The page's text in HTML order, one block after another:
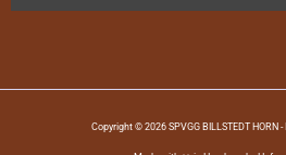
Copyright © 2026 SPVGG BILLSTEDT HORN -